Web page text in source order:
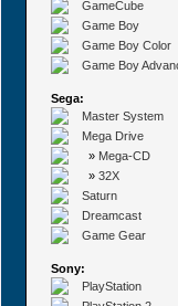
GameCube
Game Boy
Game Boy Color
Game Boy
Sega:
Master System
Mega Drive
» Mega-CD
» 32X
Saturn
Dreamcast
Game Gear
Sony:
PlayStation